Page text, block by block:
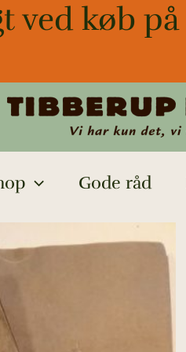
ved køb
Gode råd